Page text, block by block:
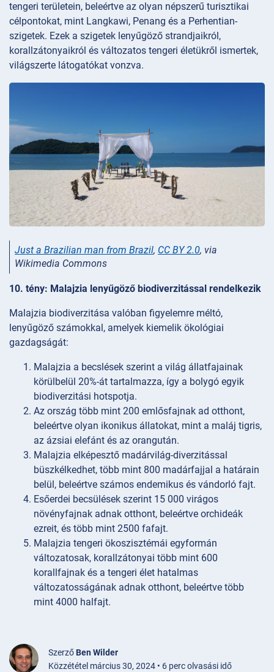
tengeri területein, beleértve az olyan népszerű turisztikai
célpontokat, mint Langkawi, Penang és a Perhentian-
szigetek. Ezek a szigetek lenyűgöző strandjaikról,
korallzátonyaikról és változatos tengeri életükről ismertek,
világszerte látogatókat vonzva.
Just a Brazilian man from Brazil, CC BY 2.0, via
Wikimedia Commons
10. tény: Malajzia lenyűgöző biodiverzitással rendelkezik
Malajzia biodiverzitása valóban figyelemre méltó,
lenyűgöző számokkal, amelyek kiemelik ökológiai
gazdagságát:
Malajzia a becslések szerint a világ állatfajainak
körülbelül 20%-át tartalmazza, így a bolygó egyik
biodiverzitási hotspotja.
Az ország több mint 200 emlősfajnak ad otthont,
beleértve olyan ikonikus állatokat, mint a maláj tigris,
az ázsiai elefánt és az orangután.
Malajzia elképesztő madárvilág-diverzitással
büszkélkedhet, több mint 800 madárfajjal a határain
belül, beleértve számos endemikus és vándorló fajt.
Esőerdei becsülések szerint 15 000 virágos
növényfajnak adnak otthont, beleértve orchideák
ezreit, és több mint 2500 fafajt.
Malajzia tengeri ökoszisztémái egyformán
változatosak, korallzátonyai több mint 600
korallfajnak és a tengeri élet hatalmas
változatosságának adnak otthont, beleértve több
mint 4000 halfajt.
Szerző Ben Wilder
Közzététel március 30, 2024 • 6 perc olvasási idő